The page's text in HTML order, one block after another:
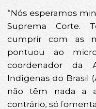
“Nós esperamos
Suprema Corte.
cumprir com as
pontuou ao
coordenador da
Indígenas do Brasil
não têm nada a
contrário, só